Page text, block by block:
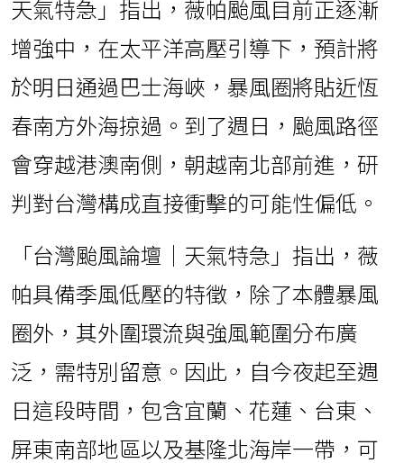
天氣特急」指出，薇帕颱風目前正逐漸
增強中，在太平洋高壓引導下，預計將
於明日通過巴士海峽，暴風圈將貼近恆
春南方外海掠過。到了週日，颱風路徑
會穿越港澳南側，朝越南北部前進，研
判對台灣構成直接衝擊的可能性偏低。
「台灣颱風論壇｜天氣特急」指出，薇
帕具備季風低壓的特徵，除了本體暴風
圈外，其外圍環流與強風範圍分布廣
泛，需特別留意。因此，自今夜起至週
日這段時間，包含宜蘭、花蓮、台東、
屏東南部地區以及基隆北海岸一帶，可